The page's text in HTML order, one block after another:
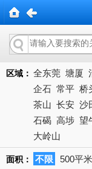
区域： 全东莞 塘厦
企石 常平 桥
茶山 长安 沙
石碣 高埗 望
大岭山
面积： 不限 500平